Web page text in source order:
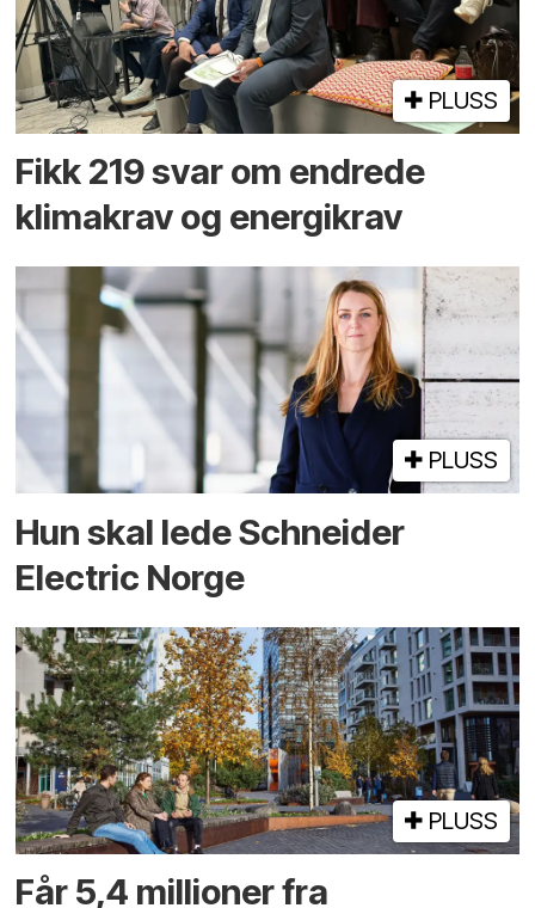
PLUSS
Fikk 219 svar om endrede
klimakrav og energikrav
PLUSS
Hun skal lede Schneider
Electric Norge
PLUSS
Får 5,4 millioner fra